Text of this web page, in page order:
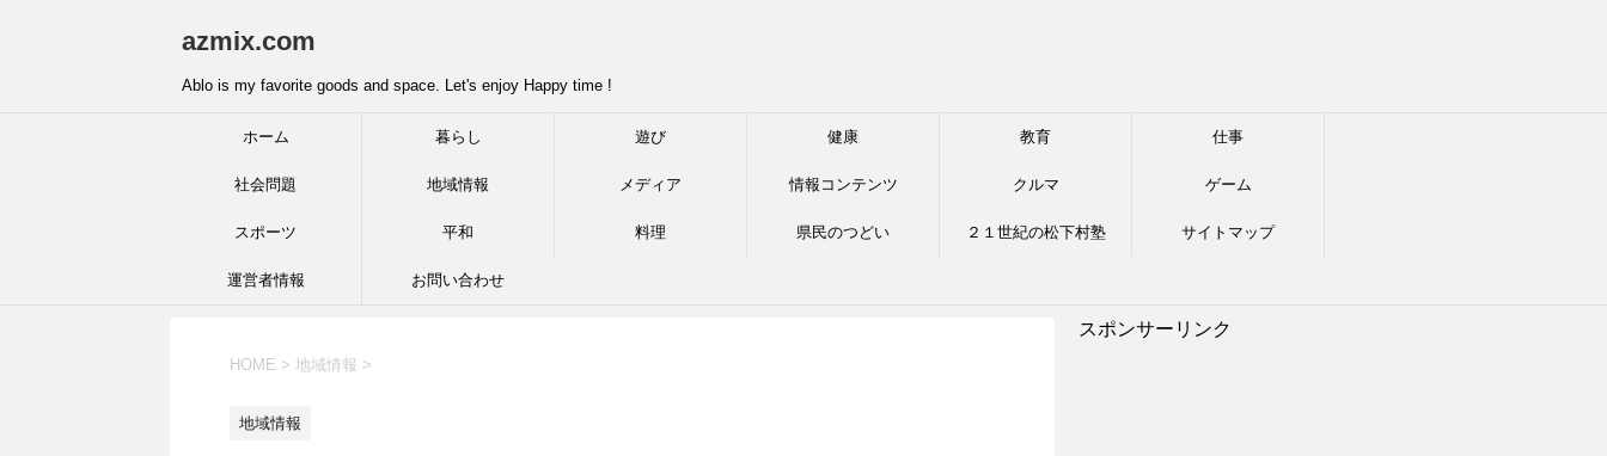
azmix.com
Ablo is my favorite goods and space. Let's enjoy Happy time !
ホーム 暮らし 遊び 健康 教育 仕事
社会問題 地域情報 メディア 情報コンテンツ クルマ ゲーム
スポーツ 平和 料理 県民のつどい ２１世紀の松下村塾 サイトマップ
運営者情報 お問い合わせ
HOME > 地域情報 >
地域情報
スポンサーリンク